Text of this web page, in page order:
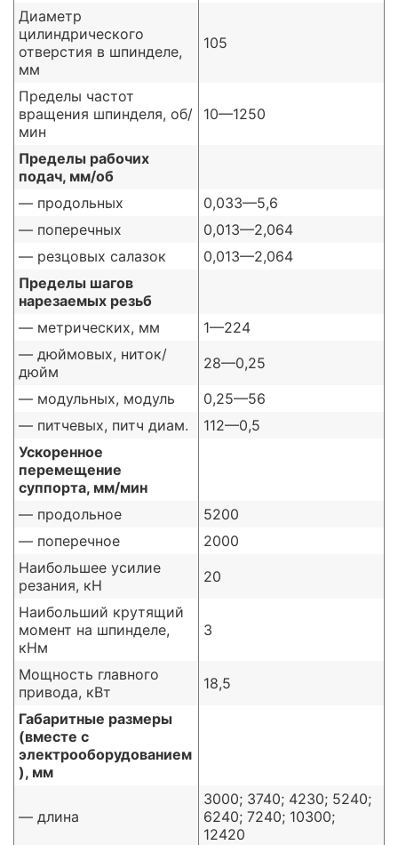
Диаметр
цилиндрического
отверстия в шпинделе,
мм
105
Пределы частот
вращения шпинделя, об/
мин
10—1250
Пределы рабочих
подач, мм/об
— продольных
0,033—5,6
— поперечных
0,013—2,064
— резцовых салазок
0,013—2,064
Пределы шагов
нарезаемых резьб
— метрических, мм
1—224
— дюймовых, ниток/
дюйм
28—0,25
— модульных, модуль
0,25—56
— питчевых, питч диам.
112—0,5
Ускоренное
перемещение
суппорта, мм/мин
— продольное
5200
— поперечное
2000
Наибольшее усилие
резания, кН
20
Наибольший крутящий
момент на шпинделе,
кНм
3
Мощность главного
привода, кВт
18,5
Габаритные размеры
(вместе с
электрооборудованием
), мм
— длина
3000; 3740; 4230; 5240;
6240; 7240; 10300;
12420